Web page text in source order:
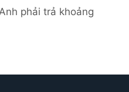
phải trả khoảng